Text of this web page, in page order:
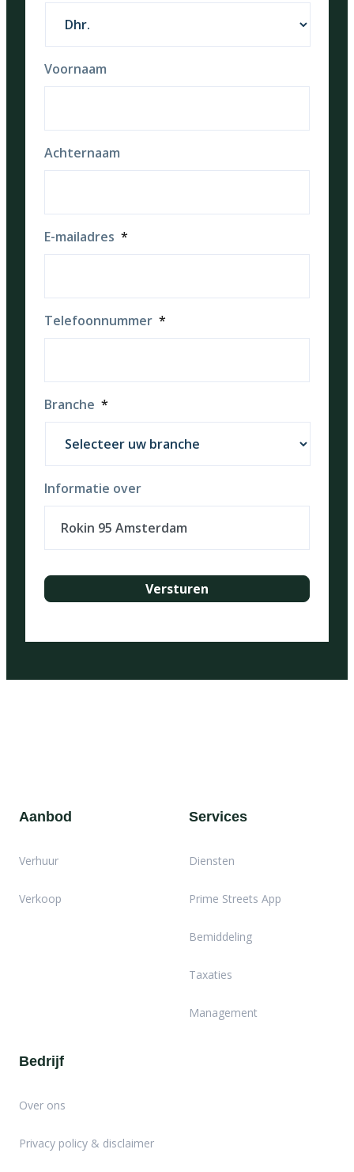
Voornaam
Achternaam
E-mailadres *
Telefoonnummer *
Branche *
Informatie over
Aanbod
Verhuur
Verkoop
Services
Diensten
Prime Streets App
Bemiddeling
Taxaties
Management
Bedrijf
Over ons
Privacy policy & disclaimer